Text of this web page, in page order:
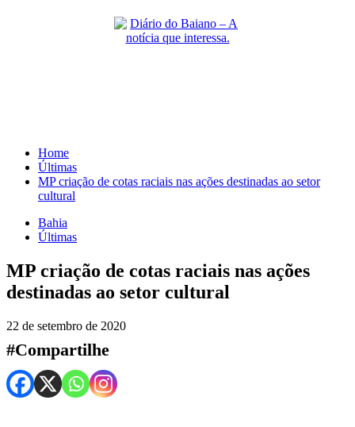
Home
Últimas
MP criação de cotas raciais nas ações destinadas ao setor
cultural
Bahia
Últimas
MP criação de cotas raciais nas ações
destinadas ao setor cultural
22 de setembro de 2020
#Compartilhe